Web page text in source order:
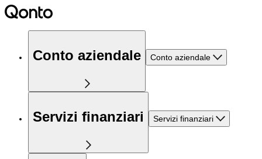
Conto aziendale Conto aziendale
Servizi finanziari Servizi finanziari